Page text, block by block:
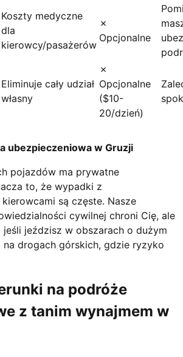
Koszty medyczne
dla
kierowcy/pasażerów
✗
Opcjonalne
Eliminuje cały udział
własny
✗
Opcjonalne
($10-
20/dzień)
ubezpieczeniowa w Gruzji
pojazdów ma prywatne
to, że wypadki z
są częste. Nasze
cywilnej chroni Cię, ale
jeśli jeździsz w obszarach o dużym
na drogach górskich, gdzie ryzyko
na podróże
z tanim wynajmem w